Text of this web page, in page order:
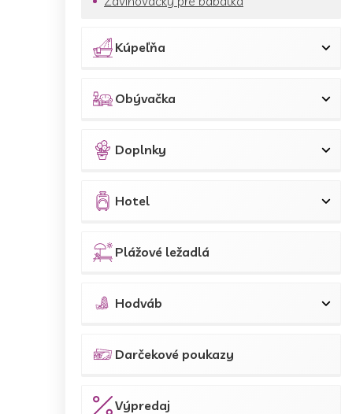
Kúpeľňa
Obývačka
Doplnky
Hotel
Plážové ležadlá
Hodváb
Darčekové poukazy
Výpredaj